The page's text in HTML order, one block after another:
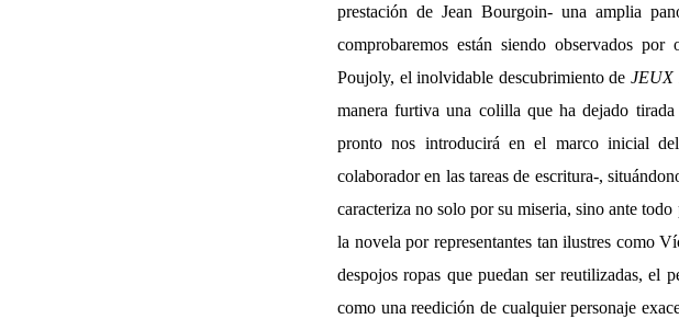
prestación de Jean Bourgoin- una amplia
comprobaremos están siendo observados
Poujoly, el inolvidable descubrimiento deJEUX
manera furtiva una colilla que ha dejado
pronto nos introducirá en el marco inicial
colaborador en las tareas de escritura-,
caracteriza no solo por su miseria, sino ante
la novela por representantes tan ilustres como
despojos ropas que puedan ser reutilizadas, el
como una reedición de cualquier personaje